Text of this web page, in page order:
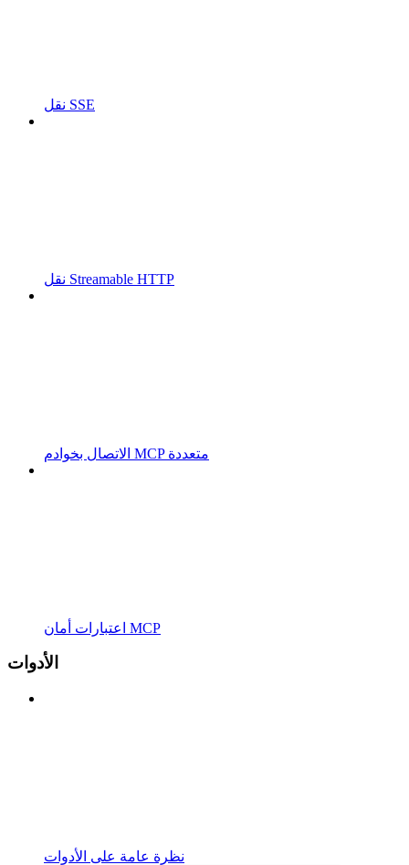
نقل SSE
نقل Streamable HTTP
الاتصال بخوادم MCP متعددة
اعتبارات أمان MCP
الأدوات
نظرة عامة على الأدوات